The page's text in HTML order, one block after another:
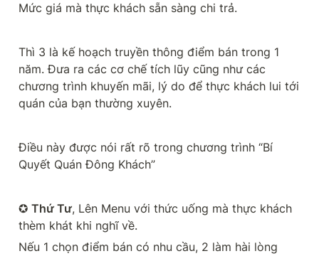
Mức giá mà thực khách sẵn sàng chi trả.
Thì 3 là kế hoạch truyền thông điểm bán trong 1
năm. Đưa ra các cơ chế tích lũy cũng như các
chương trình khuyến mãi, lý do để thực khách lui tới
quán của bạn thường xuyên.
Điều này được nói rất rõ trong chương trình “Bí
Quyết Quán Đông Khách”
✪ Thứ Tư, Lên Menu với thức uống mà thực khách
thèm khát khi nghĩ về.
Nếu 1 chọn điểm bán có nhu cầu, 2 làm hài lòng